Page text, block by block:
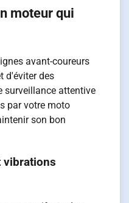
moteur qui
avant-coureurs
d'éviter des
surveillance attentive
par votre moto
son bon
vibrations